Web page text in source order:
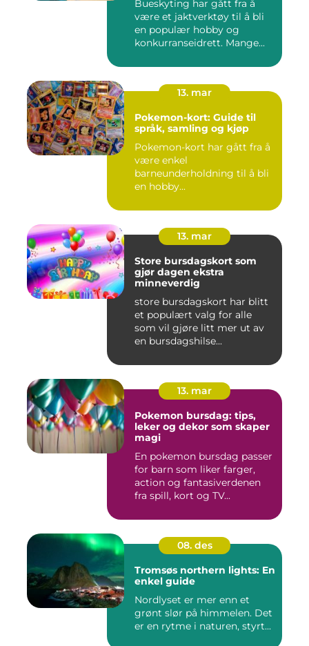
Bueskyting har gått fra å
være et jaktverktøy til å bli
en populær hobby og
konkurranseidrett. Mange...
13. mar
Pokemon-kort: Guide til
språk, samling og kjøp
Pokemon-kort har gått fra å
være enkel
barneunderholdning til å bli
en hobby...
13. mar
Store bursdagskort som
gjør dagen ekstra
minneverdig
store bursdagskort har blitt
et populært valg for alle
som vil gjøre litt mer ut av
en bursdagshilse...
13. mar
Pokemon bursdag: tips,
leker og dekor som skaper
magi
En pokemon bursdag passer
for barn som liker farger,
action og fantasiverdenen
fra spill, kort og TV...
08. des
Tromsøs northern lights: En
enkel guide
Nordlyset er mer enn et
grønt slør på himmelen. Det
er en rytme i naturen, styrt...